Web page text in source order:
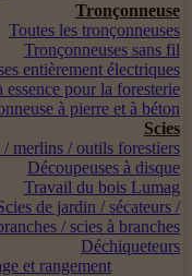
Tronçonneuse
Toutes les tronçonneuses
Tronçonneuses sans fil
entièrement électriques
essence pour la foresterie
à pierre et à béton
Scies
/ merlins / outils forestiers
Découpeuses à disque
Travail du bois Lumag
de jardin / sécateurs /
/ scies à branches
Déchiqueteurs
et rangement